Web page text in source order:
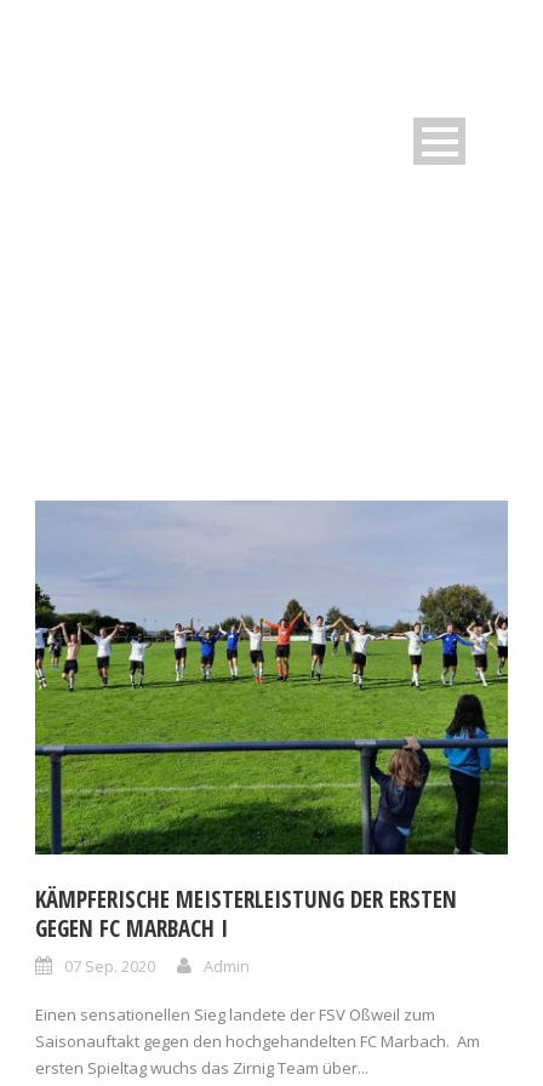
KÄMPFERISCHE MEISTERLEISTUNG DER ERSTEN
GEGEN FC MARBACH I
07 Sep. 2020 Admin
Einen sensationellen Sieg landete der FSV Oßweil zum
Saisonauftakt gegen den hochgehandelten FC Marbach. Am
ersten Spieltag wuchs das Zirnig Team über...